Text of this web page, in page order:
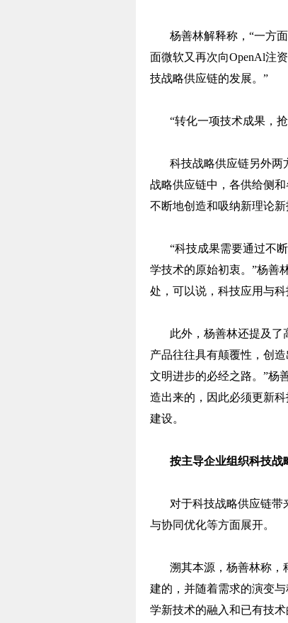
杨善林解释称，“一方
面微软又再次向OpenAl注
技战略供应链的发展。”
“转化一项技术成果，
科技战略供应链另外两
战略供应链中，各供给侧
不断地创造和吸纳新理论
“科技成果需要通过不
学技术的原始初衷。”杨善
处，可以说，科技应用与科
此外，杨善林还提及了
产品往往具有颠覆性，创
文明进步的必经之路。”杨
造出来的，因此必须更新
建设。
按主导企业组织科技战
对于科技战略供应链带
与协同优化等方面展开。
溯其本源，杨善林称，
建的，并随着需求的演变
学新技术的融入和已有技